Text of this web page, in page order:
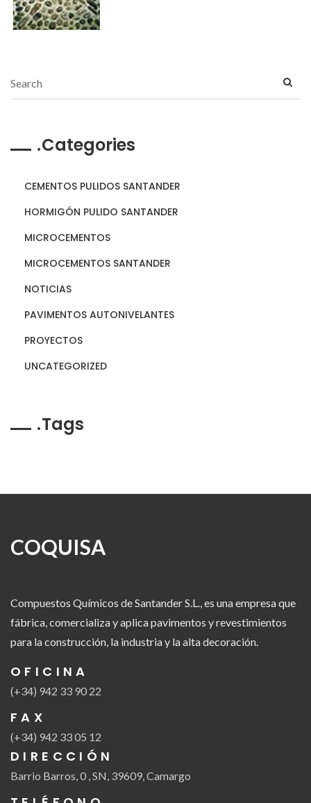
Categories
CEMENTOS PULIDOS SANTANDER
HORMIGÓN PULIDO SANTANDER
MICROCEMENTOS
MICROCEMENTOS SANTANDER
NOTICIAS
PAVIMENTOS AUTONIVELANTES
PROYECTOS
UNCATEGORIZED
Tags
COQUISA
Compuestos Químicos de Santander S.L., es una empresa que
fábrica, comercializa y aplica pavimentos y revestimientos
para la construcción, la industria y la alta decoración.
OFICINA
(+34) 942 33 90 22
FAX
(+34) 942 33 05 12
DIRECCIÓN
Barrio Barros, 0 , SN, 39609, Camargo